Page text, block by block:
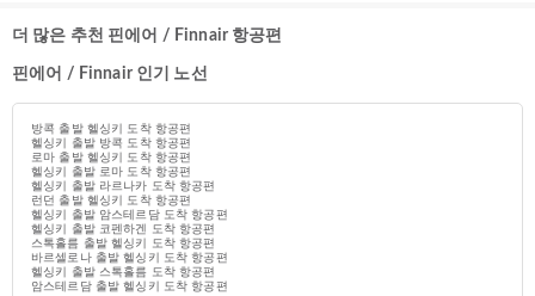
더 많은 추천 핀에어 / Finnair 항공편
핀에어 / Finnair 인기 노선
방콕 출발 헬싱키 도착 항공편
헬싱키 출발 방콕 도착 항공편
로마 출발 헬싱키 도착 항공편
헬싱키 출발 로마 도착 항공편
헬싱키 출발 라르나카 도착 항공편
런던 출발 헬싱키 도착 항공편
헬싱키 출발 암스테르담 도착 항공편
헬싱키 출발 코펜하겐 도착 항공편
스톡홀름 출발 헬싱키 도착 항공편
바르셀로나 출발 헬싱키 도착 항공편
헬싱키 출발 스톡홀름 도착 항공편
암스테르담 출발 헬싱키 도착 항공편